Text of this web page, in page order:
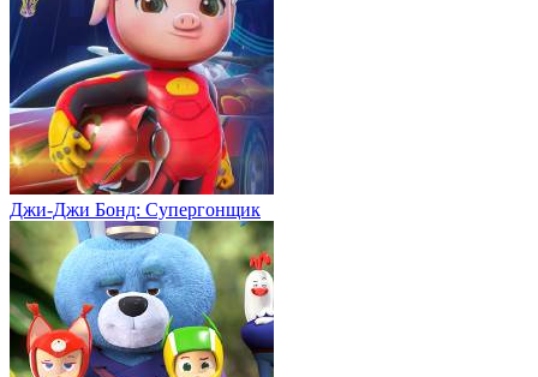
Джи-Джи Бонд: Супергонщик